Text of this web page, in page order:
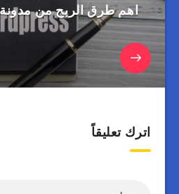
اهم طرق الربح من مدونة
اترك تعليقاً